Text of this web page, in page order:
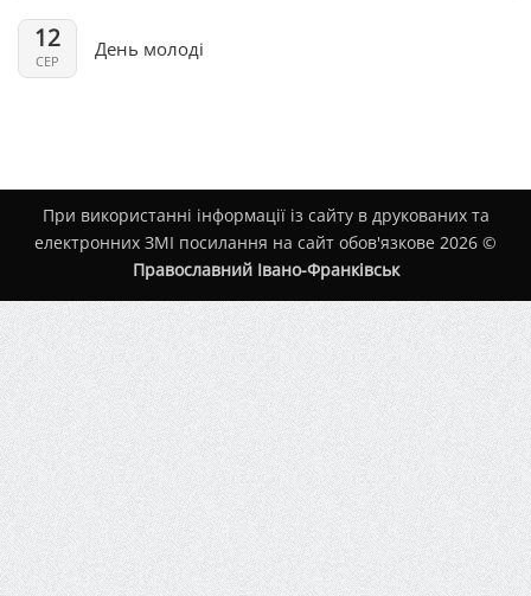
12
СЕР
День молоді
При використанні інформації із сайту в друкованих та
електронних ЗМІ посилання на сайт обов'язкове 2026 ©
Православний Івано-Франківськ